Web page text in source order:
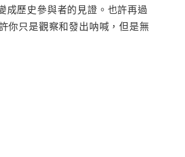
成歷史參與者的見證。也許再過
你只是觀察和發出呐喊，但是無